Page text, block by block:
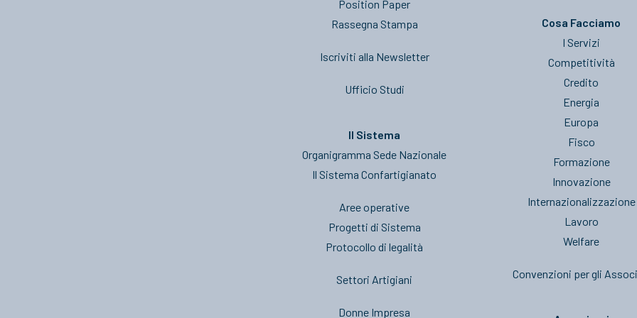
Position Paper
Rassegna Stampa
Iscriviti alla Newsletter
Ufficio Studi
Il Sistema
Organigramma Sede Nazionale
Il Sistema Confartigianato
Aree operative
Progetti di Sistema
Protocollo di legalità
Settori Artigiani
Donne Impresa
Cosa Facciamo
I Servizi
Competitività
Credito
Energia
Europa
Fisco
Formazione
Innovazione
Internazionalizzazione
Lavoro
Welfare
Convenzioni per gli